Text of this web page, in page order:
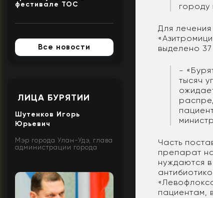
фестивале ТОС
Все новости
ЛИЦА БУРЯТИИ
Шутенков Игорь
Юрьевич
Мэр города Улан-Удэ, глава
администрации города
городу
Для
выделено
-
тысяч
Часть
препарат
нуждаются
пациентам,